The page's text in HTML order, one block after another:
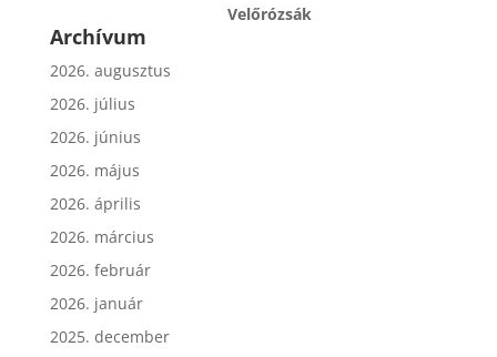
Velőrózsák
Archívum
2026. augusztus
2026. július
2026. június
2026. május
2026. április
2026. március
2026. február
2026. január
2025. december